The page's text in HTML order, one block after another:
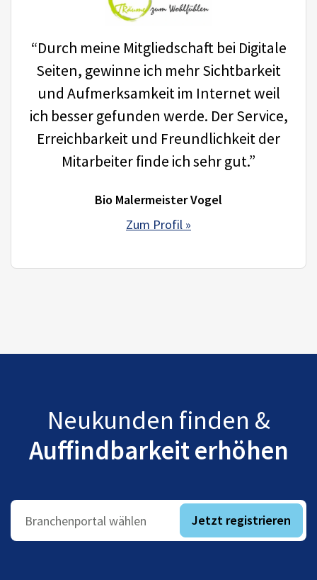
“Durch meine Mitgliedschaft bei Digitale
Seiten, gewinne ich mehr Sichtbarkeit
und Aufmerksamkeit im Internet weil
ich besser gefunden werde. Der Service,
Erreichbarkeit und Freundlichkeit der
Mitarbeiter finde ich sehr gut.”
Bio Malermeister Vogel
Zum Profil »
Neukunden finden &
Auffindbarkeit erhöhen
Branchenportal wählen Jetzt registrieren